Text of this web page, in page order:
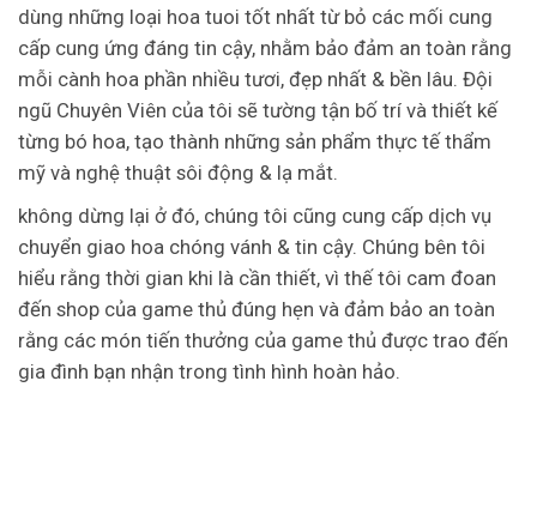
dùng những loại hoa tuoi tốt nhất từ bỏ các mối cung
cấp cung ứng đáng tin cậy, nhằm bảo đảm an toàn rằng
mỗi cành hoa phần nhiều tươi, đẹp nhất & bền lâu. Đội
ngũ Chuyên Viên của tôi sẽ tường tận bố trí và thiết kế
từng bó hoa, tạo thành những sản phẩm thực tế thẩm
mỹ và nghệ thuật sôi động & lạ mắt.
không dừng lại ở đó, chúng tôi cũng cung cấp dịch vụ
chuyển giao hoa chóng vánh & tin cậy. Chúng bên tôi
hiểu rằng thời gian khi là cần thiết, vì thế tôi cam đoan
đến shop của game thủ đúng hẹn và đảm bảo an toàn
rằng các món tiến thưởng của game thủ được trao đến
gia đình bạn nhận trong tình hình hoàn hảo.